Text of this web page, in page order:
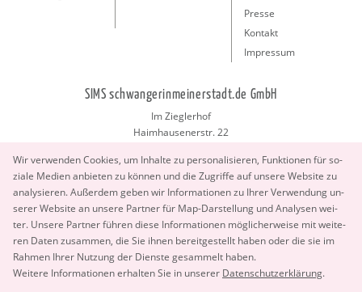
Wir ver­wen­den Coo­kies, um In­hal­te zu per­so­na­li­sie­ren, Funk­tio­nen für so­
zia­le Me­di­en an­bie­ten zu kön­nen und die Zu­grif­fe auf un­se­re Web­site zu
ana­ly­sie­ren. Au­ßer­dem geben wir In­for­ma­tio­nen zu Ihrer Ver­wen­dung un­
se­rer Web­site an un­se­re Part­ner für Map-Dar­stel­lung und Ana­ly­sen wei­
ter. Un­se­re Part­ner füh­ren diese In­for­ma­tio­nen mög­li­cher­wei­se mit wei­te­
ren Daten zu­sam­men, die Sie ihnen be­reit­ge­stellt haben oder die sie im
Rah­men Ihrer Nut­zung der Diens­te ge­sam­melt haben.
Wei­te­re In­for­ma­tio­nen er­hal­ten Sie in un­se­rer Da­ten­schut­z­er­klä­rung.
Presse
Kontakt
Impressum
SIMS schwangerinmeinerstadt.de GmbH
Im Zieglerhof
Haimhausenerstr. 22
info@schwangerinmeinerstadt.de
Copyright 2026 © SIMS schwangerinmeinerstadt.de GmbH.